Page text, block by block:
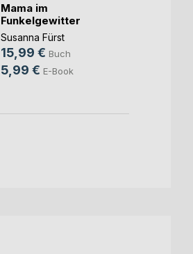
Mama im
Funkelgewitter
Susanna Fürst
15,99 € Buch
5,99 € E-Book